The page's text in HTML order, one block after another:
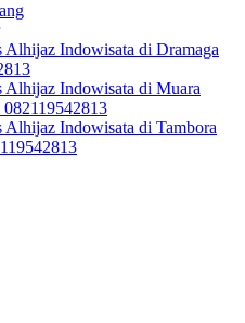
Alhijaz Indowisata di Dramaga
Alhijaz Indowisata di Muara
Alhijaz Indowisata di Tambora